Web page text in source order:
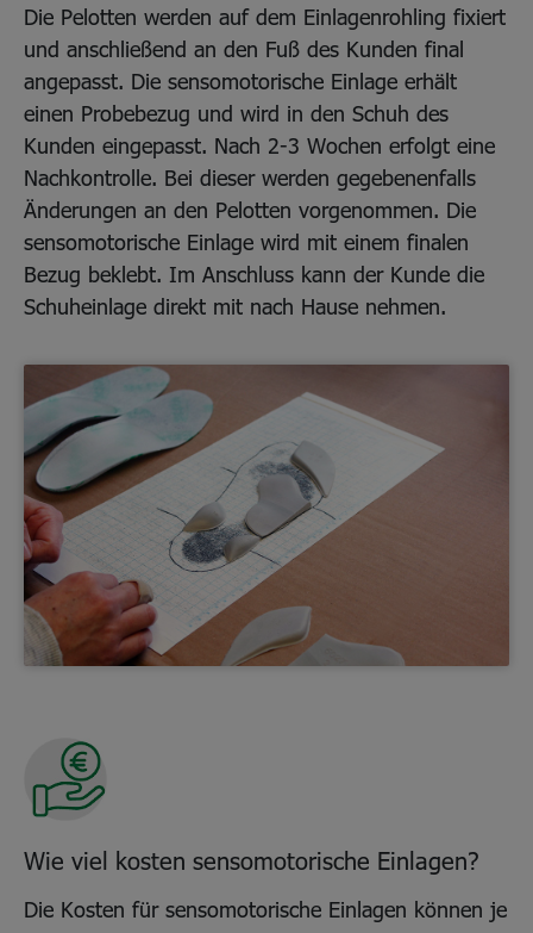
Die Pelotten werden auf dem Einlagenrohling fixiert
und anschließend an den Fuß des Kunden final
angepasst. Die sensomotorische Einlage erhält
einen Probebezug und wird in den Schuh des
Kunden eingepasst. Nach 2-3 Wochen erfolgt eine
Nachkontrolle. Bei dieser werden gegebenenfalls
Änderungen an den Pelotten vorgenommen. Die
sensomotorische Einlage wird mit einem finalen
Bezug beklebt. Im Anschluss kann der Kunde die
Schuheinlage direkt mit nach Hause nehmen.
Wie viel kosten sensomotorische Einlagen?
Die Kosten für sensomotorische Einlagen können je